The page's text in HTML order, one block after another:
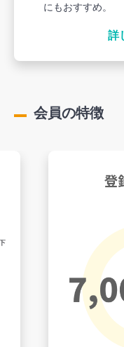
にもおすすめ。
詳
会員の特徴